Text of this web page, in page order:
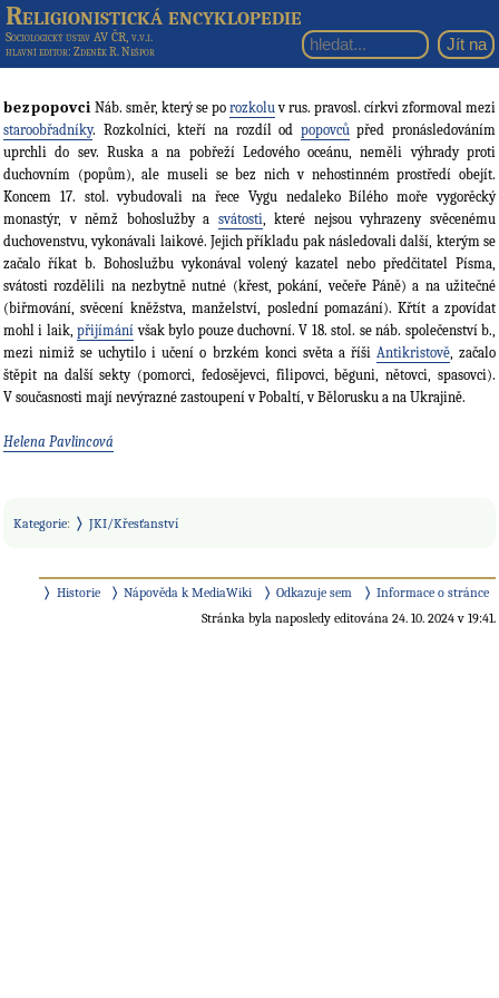
Religionistická encyklopedie
Sociologický ústav AV ČR, v.v.i.
hlavní editor: Zdeněk R. Nešpor
bezpopovci Náb. směr, který se po rozkoluv rus. pravosl. církvi zformoval mezi
staroobřadníky. Rozkolníci, kteří na rozdíl od popovcůpřed pronásledováním
uprchli do sev. Ruska a na pobřeží Ledového oceánu, neměli výhrady proti
duchovním (popům), ale museli se bez nich v nehostinném prostředí obejít.
Koncem 17. stol. vybudovali na řece Vygu nedaleko Bílého moře vygorěcký
monastýr, v němž bohoslužby a svátosti, které nejsou vyhrazeny svěcenému
duchovenstvu, vykonávali laikové. Jejich příkladu pak následovali další, kterým se
začalo říkat b. Bohoslužbu vykonával volený kazatel nebo předčitatel Písma,
svátosti rozdělili na nezbytně nutné (křest, pokání, večeře Páně) a na užitečné
(biřmování, svěcení kněžstva, manželství, poslední pomazání). Křtít a zpovídat
mohl i laik,přijímání však bylo pouze duchovní. V 18. stol. se náb. společenství b.,
mezi nimiž se uchytilo i učení o brzkém konci světa a říši Antikristově, začalo
štěpit na další sekty (pomorci, fedosějevci, filipovci, běguni, nětovci, spasovci).
V současnosti mají nevýrazné zastoupení v Pobaltí, v Bělorusku a na Ukrajině.
Helena Pavlincová
Kategorie: JKI/Křesťanství
Historie Nápověda k MediaWiki Odkazuje sem
Informace o stránce
Stránka byla naposledy editována 24. 10. 2024 v 19:41.